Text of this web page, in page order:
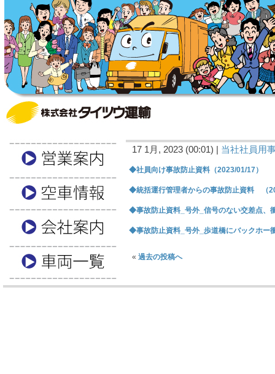
17 1月, 2023 (00:01) | 当社社員用
◆社員向け事故防止資料（2023/01/17）
◆統括運行管理者からの事故防止資料 （
◆事故防止資料_号外_信号のない交差点
◆事故防止資料_号外_歩道橋にバックホ
« 過去の投稿へ